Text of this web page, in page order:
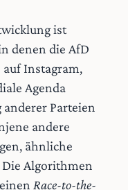
ist
denen die AfD
Instagram,
Agenda
Parteien
andere
ähnliche
Algorithmen
Race-to-the-